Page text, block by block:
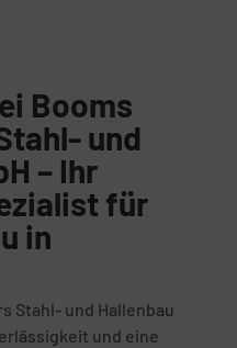
Booms
und
– Ihr
für
in
Stahl- und Hallenbau
und eine